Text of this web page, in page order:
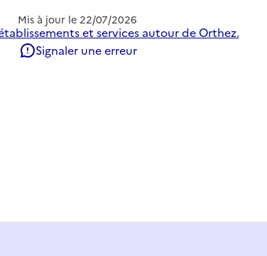
Mis à jour le 22/07/2026
et services autour de Orthez.
Signaler une erreur